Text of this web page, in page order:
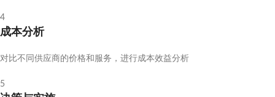
4
成本分析
对比不同供应商的价格和服务，进行成本效益分析
5